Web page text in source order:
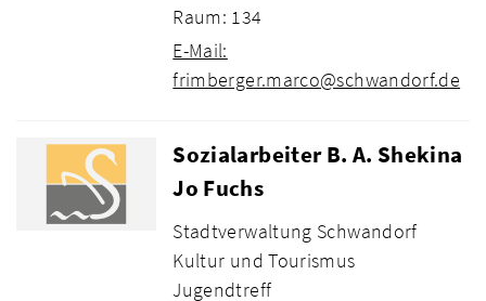
Raum: 134
E-Mail:
frimberger.marco@schwandorf.de
Sozialarbeiter B. A. Shekina
Jo Fuchs
Stadtverwaltung Schwandorf
Kultur und Tourismus
Jugendtreff